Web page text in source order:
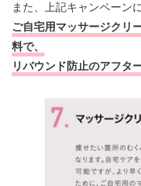
また、上記キャンペーン
ご自宅用マッサージクリ
料で、
リバウンド防止のアフタ